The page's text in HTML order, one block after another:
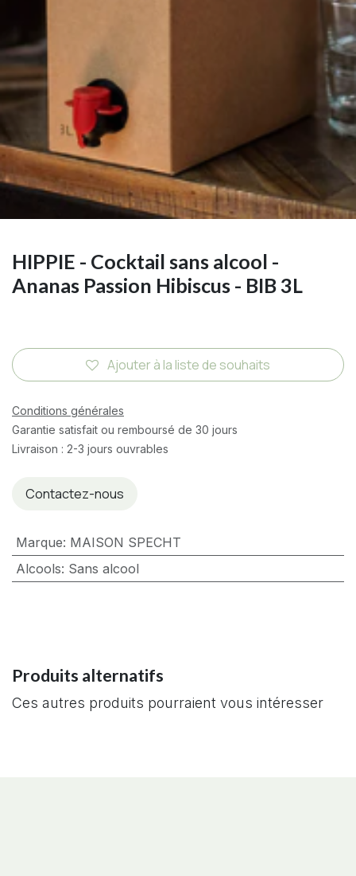
HIPPIE - Cocktail sans alcool -
Ananas Passion Hibiscus - BIB 3L
Ajouter à la liste de souhaits
Conditions générales
Garantie satisfait ou remboursé de 30 jours
Livraison : 2-3 jours ouvrables
Contactez-nous
Marque: MAISON SPECHT
Alcools: Sans alcool
Produits alternatifs
Ces autres produits pourraient vous intéresser